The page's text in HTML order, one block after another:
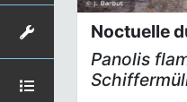
Noctuelle
Panolis